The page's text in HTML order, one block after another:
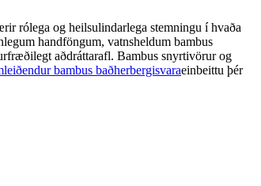
rólega og heilsulindarlega stemningu í hvaða
handföngum, vatnsheldum bambus
aðdráttarafl. Bambus snyrtivörur og
bambus baðherbergisvaraeinbeittu þér